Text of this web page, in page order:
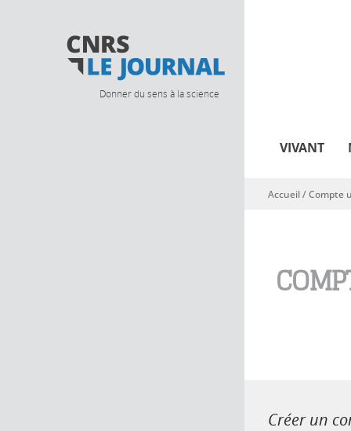
Donner du sens à la science
VIVANT
Vous êtes ici
Accueil/Compte
Créer un